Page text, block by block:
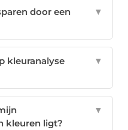
door een
▼
kleuranalyse
▼
kleuren ligt?
▼